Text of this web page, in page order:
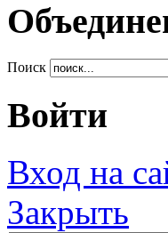
Поиск
Войти
Вход на
Закрыть